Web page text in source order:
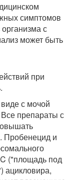
симптомов
с
может быть
при
с мочой
препараты с
Пробенецид и
("площадь под
ацикловира,